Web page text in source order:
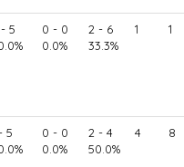
5
0 - 0
0.0%
2 - 6
33.3%
1 1
5
0 - 0
0.0%
2 - 4
50.0%
4 8